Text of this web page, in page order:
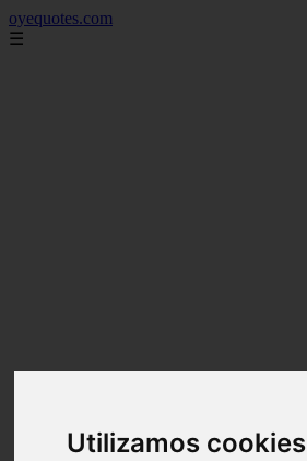
Utilizamos cookies
oyequotes.com
☰